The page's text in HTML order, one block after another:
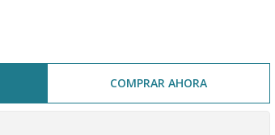
COMPRAR AHORA